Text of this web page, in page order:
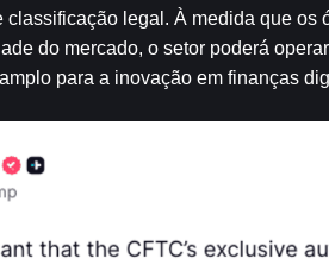
legal. À medida que os
do mercado, o setor poderá
para a inovação em finanças